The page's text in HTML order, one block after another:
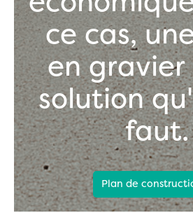
ce cas,
en
solution
faut.
Plan de